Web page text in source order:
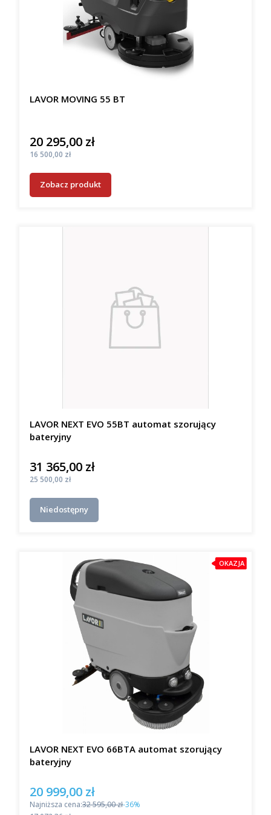
LAVOR MOVING 55 BT
Cena
20 295,00 zł
Cena
16 500,00 zł
Zobacz produkt
LAVOR NEXT EVO 55BT automat szorujący
bateryjny
Cena
31 365,00 zł
Cena
25 500,00 zł
Niedostępny
OKAZJA
LAVOR NEXT EVO 66BTA automat szorujący
bateryjny
Cena promocyjna
20 999,00 zł
Najniższa cena:32 595,00 zł-36%